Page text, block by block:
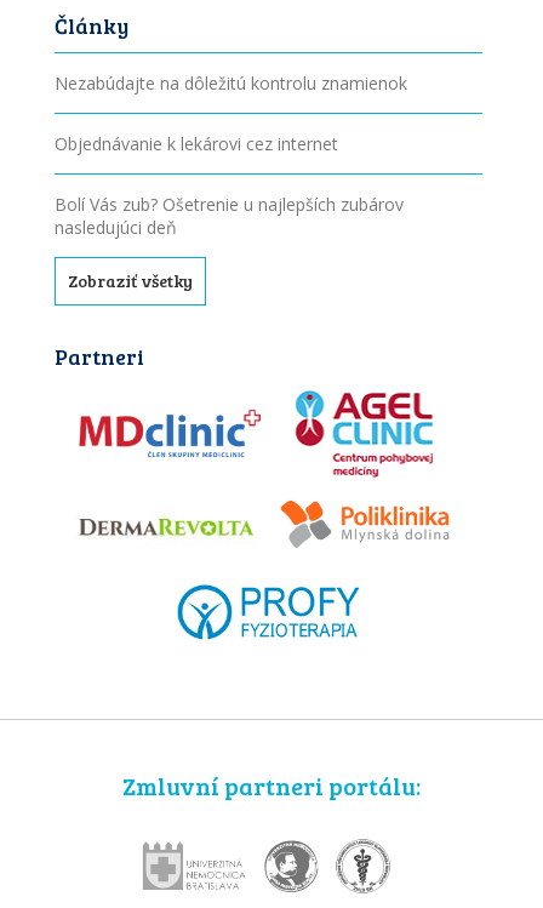
Články
Nezabúdajte na dôležitú kontrolu znamienok
Objednávanie k lekárovi cez internet
Bolí Vás zub? Ošetrenie u najlepších zubárov
nasledujúci deň
Zobraziť všetky
Partneri
Zmluvní partneri portálu: